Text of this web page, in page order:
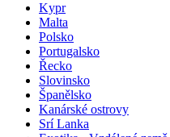
Kypr
Malta
Polsko
Portugalsko
Řecko
Slovinsko
Španělsko
Kanárské ostrovy
Srí Lanka